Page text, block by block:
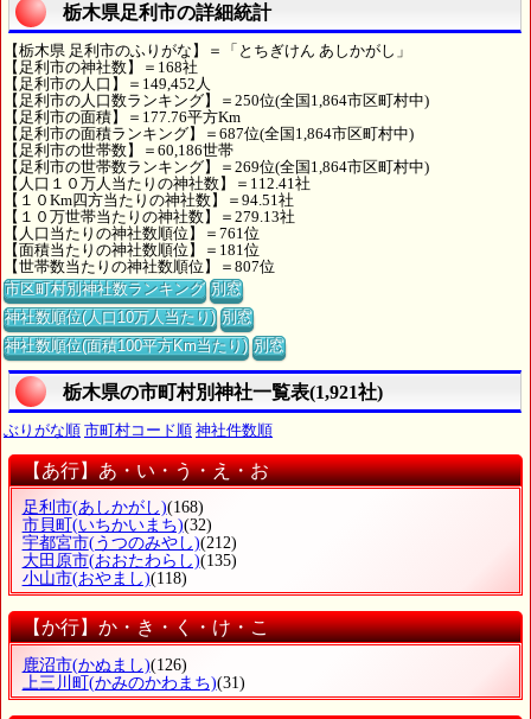
栃木県足利市の詳細統計
【栃木県 足利市のふりがな】＝「とちぎけん あしかがし」
【足利市の神社数】＝168社
【足利市の人口】＝149,452人
【足利市の人口数ランキング】＝250位(全国1,864市区町村中)
【足利市の面積】＝177.76平方Km
【足利市の面積ランキング】＝687位(全国1,864市区町村中)
【足利市の世帯数】＝60,186世帯
【足利市の世帯数ランキング】＝269位(全国1,864市区町村中)
【人口１０万人当たりの神社数】＝112.41社
【１０Km四方当たりの神社数】＝94.51社
【１０万世帯当たりの神社数】＝279.13社
【人口当たりの神社数順位】＝761位
【面積当たりの神社数順位】＝181位
【世帯数当たりの神社数順位】＝807位
市区町村別神社数ランキング 別窓
神社数順位(人口10万人当たり) 別窓
神社数順位(面積100平方Km当たり) 別窓
栃木県の市町村別神社一覧表(1,921社)
ぶりがな順 市町村コード順 神社件数順
【あ行】あ・い・う・え・お
足利市(あしかがし)(168)
市貝町 (いちかいまち)(32)
宇都宮市(うつのみやし)(212)
大田原市(おおたわらし)(135)
小山市(おやまし)(118)
【か行】か・き・く・け・こ
鹿沼市(かぬまし)(126)
上三川町 (かみのかわまち)(31)